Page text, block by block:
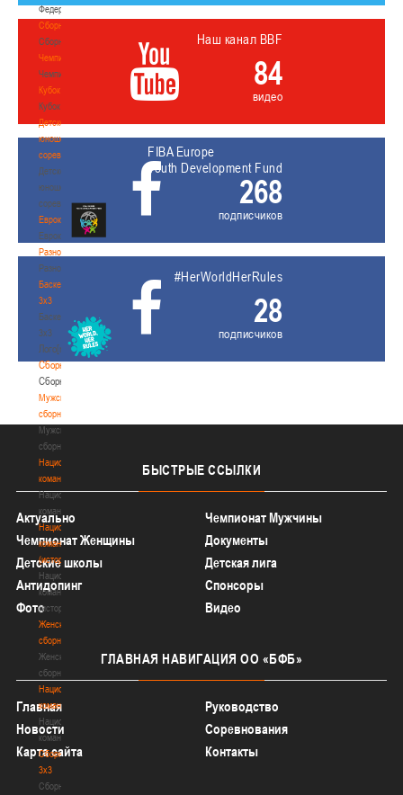
Федерация
Сборные
Сборные
Чемпионат
Чемпионат
Кубок
Кубок
Детско-
юношеские
соревнования
Детско-
юношеские
соревнования
Еврокубки
Еврокубки
Разное
Разное
Баскетбол
3х3
Баскетбол
3х3
Лого[modid=121]
Сборные
Сборные
Мужские
сборные
Мужские
сборные
Национальная
команда
Национальная
команда
Национальная
команда
(история)
Национальная
команда
(история)
Женские
сборные
Женские
сборные
Национальная
команда
Национальная
команда
Сборные
3х3
Сборные
Наш канал BBF
84
видео
FIBA Europe
Youth Development Fund
268
подписчиков
#HerWorldHerRules
28
подписчиков
БЫСТРЫЕ ССЫЛКИ
Актуально
Чемпионат Мужчины
Чемпионат Женщины
Документы
Детские школы
Детская лига
Антидопинг
Спонсоры
Фото
Видео
ГЛАВНАЯ НАВИГАЦИЯ ОО «БФБ»
Главная
Руководство
Новости
Соревнования
Карта сайта
Контакты